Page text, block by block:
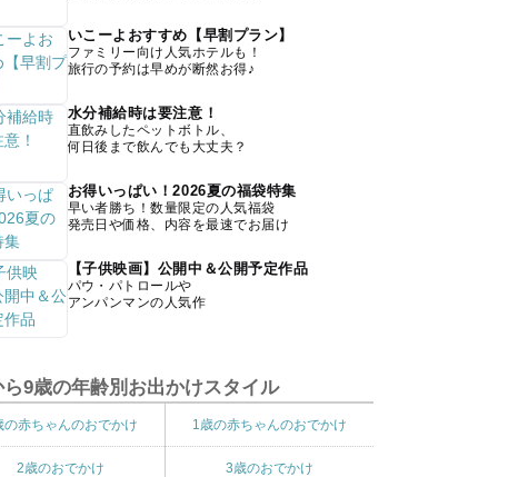
いこーよおすすめ【早割プラン】
ファミリー向け人気ホテルも！
旅行の予約は早めが断然お得♪
水分補給時は要注意！
直飲みしたペットボトル、
何日後まで飲んでも大丈夫？
お得いっぱい！2026夏の福袋特集
早い者勝ち！数量限定の人気福袋
発売日や価格、内容を最速でお届け
【子供映画】公開中＆公開予定作品
パウ・パトロールや
アンパンマンの人気作
ら9歳の年齢別お出かけスタイル
の赤ちゃんのおでかけ 1歳の赤ちゃんのおでかけ
2歳のおでかけ 3歳のおでかけ